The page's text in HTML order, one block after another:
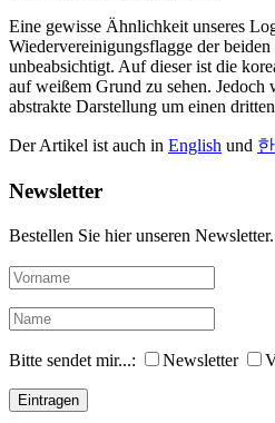
Eine gewisse Ähnlichkeit unseres
Wiedervereinigungsflagge der
unbeabsichtigt. Auf dieser ist die
auf weißem Grund zu sehen. Jedoch
abstrakte Darstellung um einen
Der Artikel ist auch in English und
Newsletter
Bestellen Sie hier unseren Newsletter.
Bitte sendet mir...: Newsletter